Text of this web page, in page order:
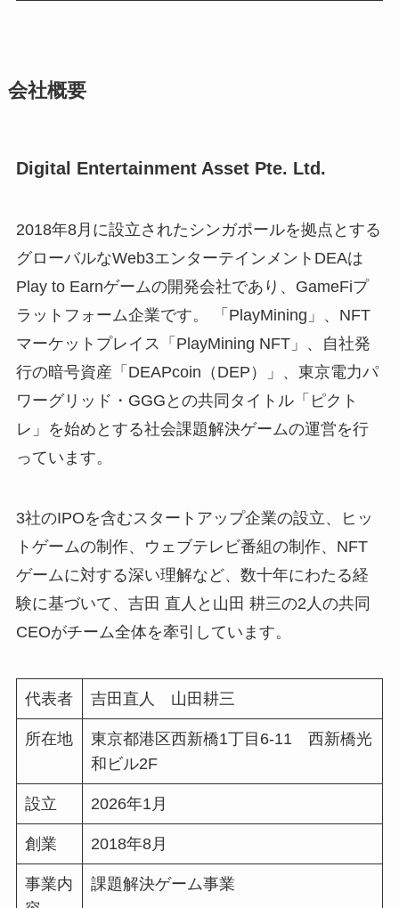
会社概要
Digital Entertainment Asset Pte. Ltd.
2018年8⽉に設⽴されたシンガポールを拠点とする
グローバルなWeb3エンターテインメントDEAは
Play to Earnゲームの開発会社であり、GameFiプ
ラットフォーム企業です。 「PlayMining」、NFT
マーケットプレイス「PlayMining NFT」、⾃社発
⾏の暗号資産「DEAPcoin（DEP）」、東京電⼒パ
ワーグリッド・GGGとの共同タイトル「ピクト
レ」を始めとする社会課題解決ゲームの運営を⾏
っています。
3社のIPOを含むスタートアップ企業の設⽴、ヒッ
トゲームの制作、ウェブテレビ番組の制作、NFT
ゲームに対する深い理解など、数⼗年にわたる経
験に基づいて、吉⽥ 直⼈と⼭⽥ 耕三の2⼈の共同
CEOがチーム全体を牽引しています。
代表者 吉田直人 山田耕三
所在地
東京都港区西新橋1丁目6-11 西新橋光
和ビル2F
設立 2026年1月
創業 2018年8月
事業内
課題解決ゲーム事業